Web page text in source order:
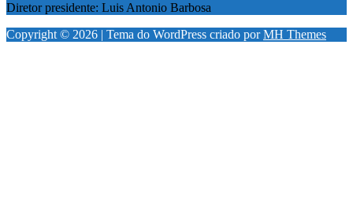
Diretor presidente: Luis Antonio Barbosa
Copyright © 2026 | Tema do WordPress criado porMH Themes